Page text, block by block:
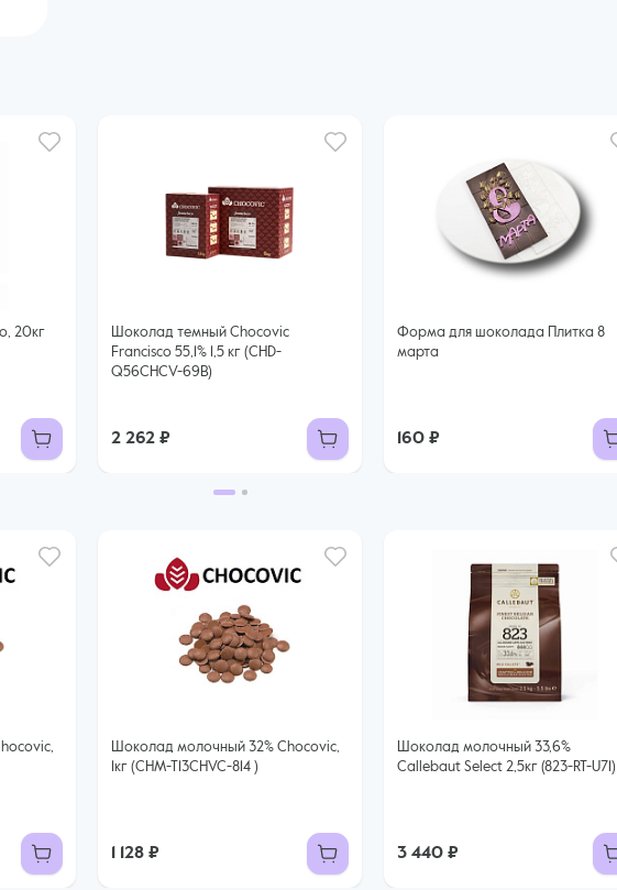
Шоколад темный Chocovic
Francisco 55,1% 1,5 кг (CHD-
Q56CHCV-69B)
2 262 ₽
Форма для шоколада Плитка 8
марта
160 ₽
Шоколад молочный 32% Chocovic,
1кг (CHM-T13CHVC-814 )
1 128 ₽
Шоколад молочный 33,6%
Callebaut Select 2,5кг (823-RT-U71)
3 440 ₽